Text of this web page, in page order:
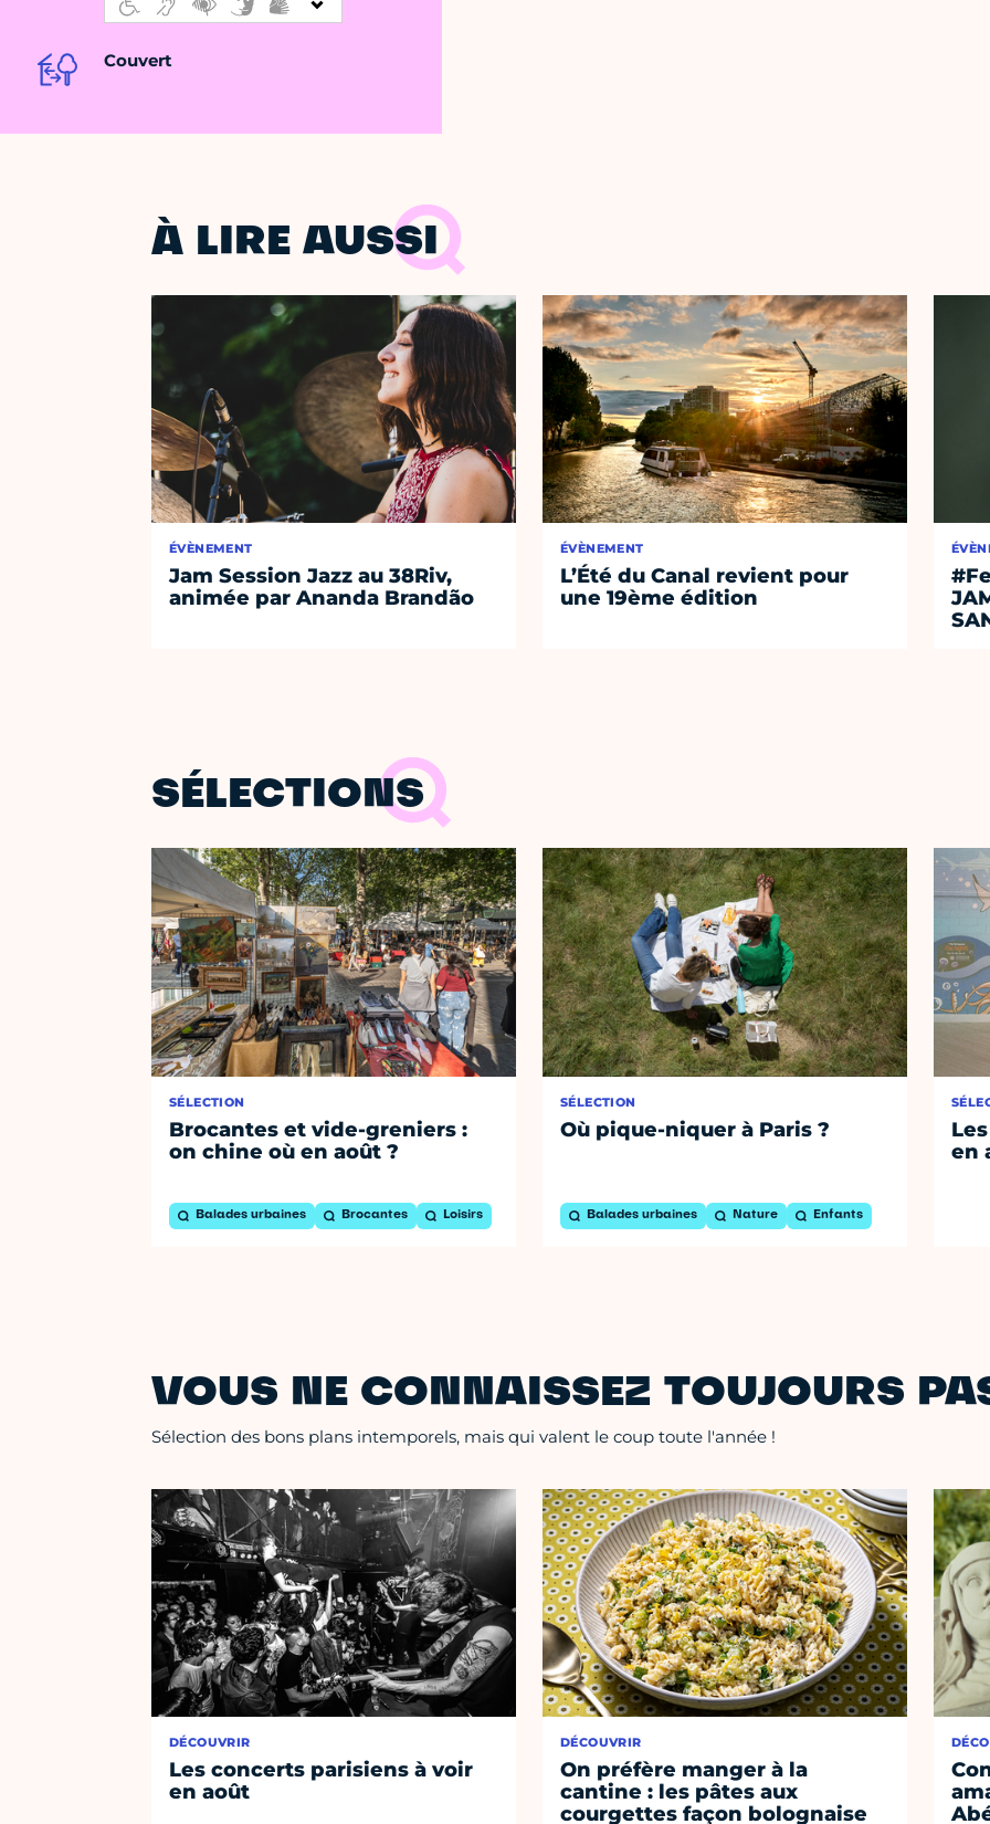
Couvert
À LIRE AUSSI
ÉVÈNEMENT
Jam Session Jazz au 38Riv,
animée par Ananda Brandão
ÉVÈNEMENT
L’Été du Canal revient pour
une 19ème édition
SÉLECTIONS
SÉLECTION
Brocantes et vide-greniers :
on chine où en août ?
Balades urbaines Brocantes Loisirs
SÉLECTION
Où pique-niquer à Paris ?
Balades urbaines Nature Enfants
en
VOUS NE CONNAISSEZ TOUJOURS
Sélection des bons plans intemporels, mais qui valent le coup toute l'année !
DÉCOUVRIR
Les concerts parisiens à voir
en août
DÉCOUVRIR
On préfère manger à la
cantine : les pâtes aux
courgettes façon bolognaise